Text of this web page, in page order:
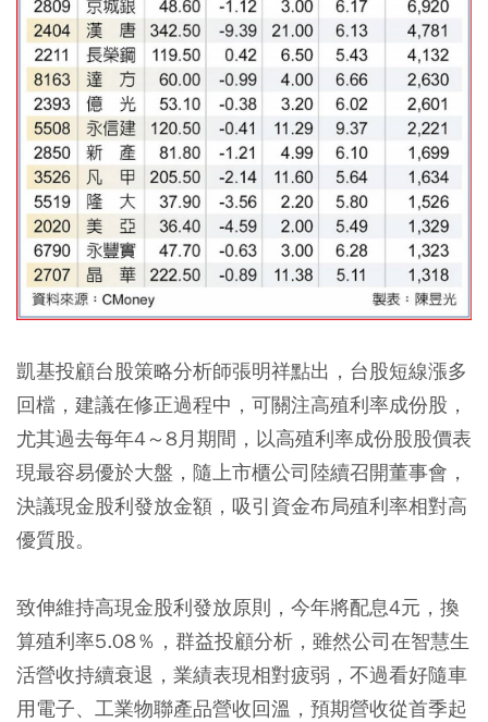
凱基投顧台股策略分析師張明祥點出，台股短線漲多
回檔，建議在修正過程中，可關注高殖利率成份股，
尤其過去每年4～8月期間，以高殖利率成份股股價表
現最容易優於大盤，隨上市櫃公司陸續召開董事會，
決議現金股利發放金額，吸引資金布局殖利率相對高
優質股。
致伸維持高現金股利發放原則，今年將配息4元，換
算殖利率5.08％，群益投顧分析，雖然公司在智慧生
活營收持續衰退，業績表現相對疲弱，不過看好隨車
用電子、工業物聯產品營收回溫，預期營收從首季起